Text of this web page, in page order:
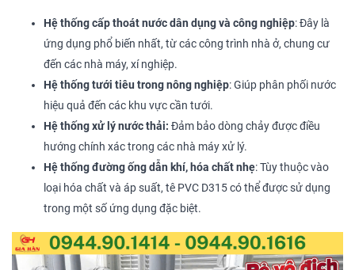
Hệ thống cấp thoát nước dân dụng và công nghiệp: Đây là
ứng dụng phổ biến nhất, từ các công trình nhà ở, chung cư
đến các nhà máy, xí nghiệp.
Hệ thống tưới tiêu trong nông nghiệp: Giúp phân phối nước
hiệu quả đến các khu vực cần tưới.
Hệ thống xử lý nước thải: Đảm bảo dòng chảy được điều
hướng chính xác trong các nhà máy xử lý.
Hệ thống đường ống dẫn khí, hóa chất nhẹ: Tùy thuộc vào
loại hóa chất và áp suất, tê PVC D315 có thể được sử dụng
trong một số ứng dụng đặc biệt.